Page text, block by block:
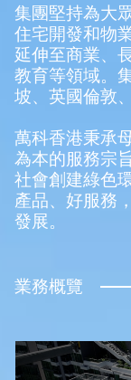
集團堅持為大
住宅開發和物
延伸至商業、
教育等領域。
坡、英國倫敦
萬科香港秉承
為本的服務宗
社會創建綠色
產品、好服務
發展。
業務概覽